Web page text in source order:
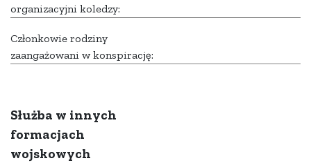
organizacyjni koledzy:
Członkowie rodziny
zaangażowani w konspirację:
Służba w innych
formacjach
wojskowych